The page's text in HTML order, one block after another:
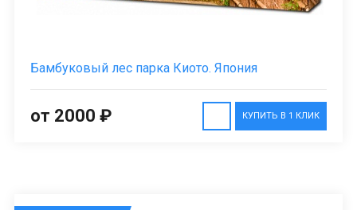
Бамбуковый лес парка Киото. Япония
КУПИТЬ В 1 КЛИК
от 2000 ₽